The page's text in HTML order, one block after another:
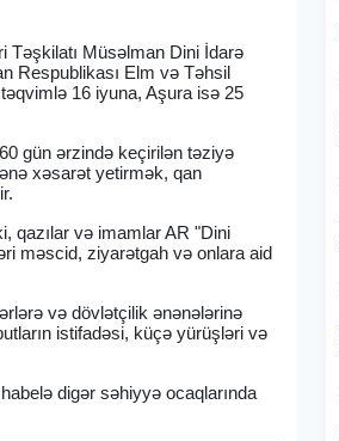
Təşkilatı Müsəlman Dini İdarə
Respublikası Elm və Təhsil
16 iyuna, Aşura isə 25
gün ərzində keçirilən təziyə
xəsarət yetirmək, qan
qazılar və imamlar AR "Dini
məscid, ziyarətgah və onlara aid
və dövlətçilik ənənələrinə
istifadəsi, küçə yürüşləri və
digər səhiyyə ocaqlarında